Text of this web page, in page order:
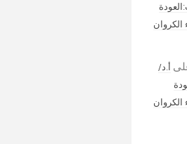
الكروان
أ.د/
الكروان